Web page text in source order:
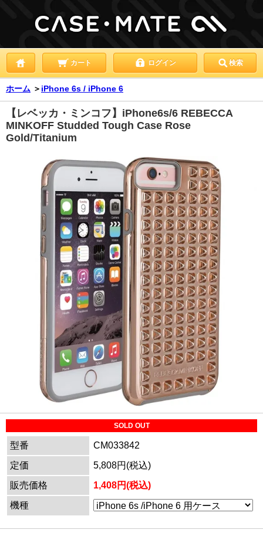
カート ログイン 検索
ホーム ＞ iPhone 6s / iPhone 6
【レベッカ・ミンコフ】iPhone6s/6 REBECCA
MINKOFF Studded Tough Case Rose
Gold/Titanium
SOLD OUT
型番
CM033842
定価
5,808円(税込)
販売価格
1,408円(税込)
機種